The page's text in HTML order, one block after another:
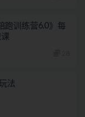
跑训练营6.0》每
法